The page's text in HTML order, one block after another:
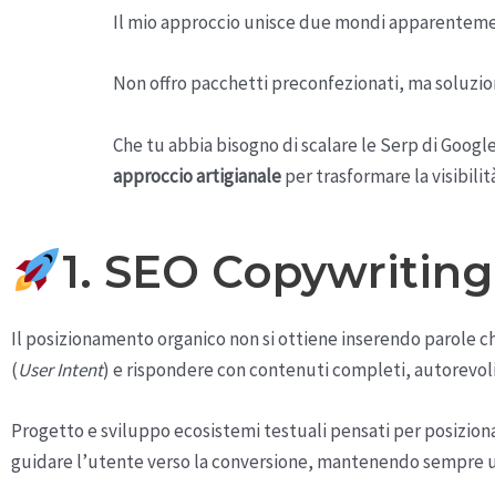
Il mio approccio unisce due mondi
Non offro pacchetti preconfezionati, ma
Che tu abbia bisogno di scalare le Serp di
approccio artigianaleper trasformare la
1. SEO
Il posizionamento organico non si ottiene inserendo parole
(User Intent) e rispondere con contenuti completi,
Progetto e sviluppo ecosistemi testuali pensati per
guidare l’utente verso la conversione, mantenendo